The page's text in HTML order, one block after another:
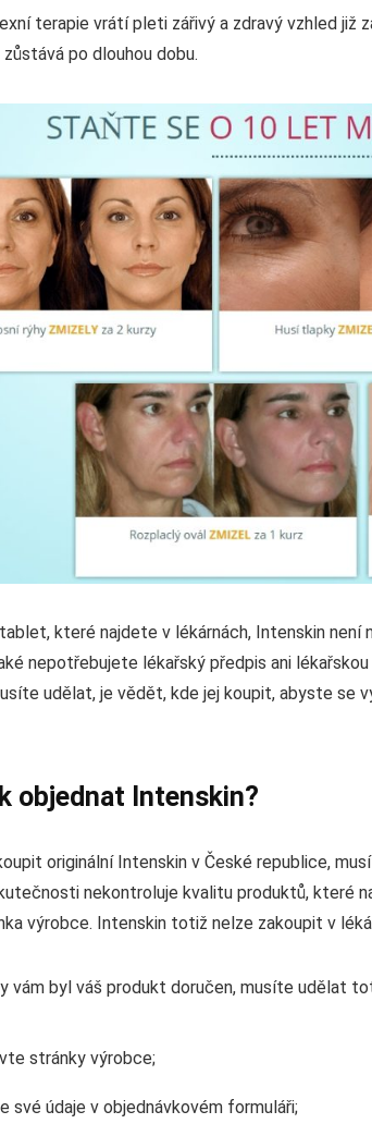
terapie vrátí pleti zářivý a zdravý vzhled
po dlouhou dobu.
které najdete v lékárnách, Intenskin není
nepotřebujete lékařský předpis ani
udělat, je vědět, kde jej koupit, abyste se
objednat Intenskin?
originální Intenskin v České republice,
nekontroluje kvalitu produktů, které
výrobce. Intenskin totiž nelze zakoupit v
vám byl váš produkt doručen, musíte udělat
stránky výrobce;
své údaje v objednávkovém formuláři;